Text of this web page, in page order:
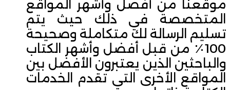
موقعنا من أفضل وأشهر المواقع
المتخصصة في ذلك حيث يتم
تسليم الرسالة لك متكاملة وصحيحة
100٪ من قبل أفضل وأشهر الكتاب
والباحثين الذين يعتبرون الأفضل بين
المواقع الأخرى التي تقدم الخدمات